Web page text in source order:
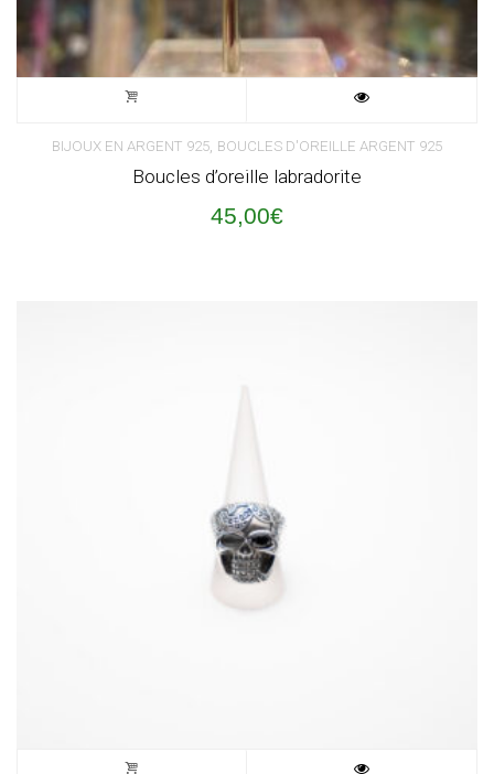
BIJOUX EN ARGENT 925, BOUCLES D'OREILLE ARGENT 925
Boucles d’oreille labradorite
45,00€